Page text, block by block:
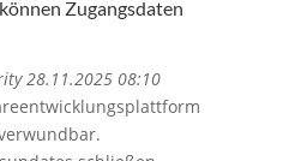
Zugangsdaten
28.11.2025 08:10